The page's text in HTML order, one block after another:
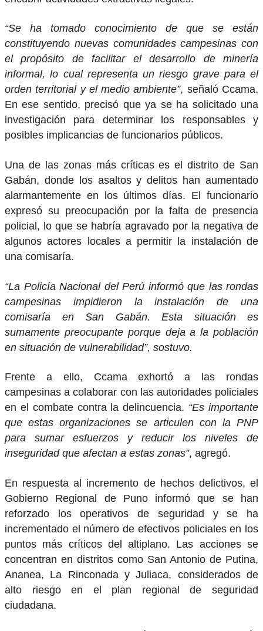
“Se ha tomado conocimiento de que se están
constituyendo nuevas comunidades campesinas con
el propósito de facilitar el desarrollo de minería
informal, lo cual representa un riesgo grave para el
orden territorial y el medio ambiente”, señaló Ccama.
En ese sentido, precisó que ya se ha solicitado una
investigación para determinar los responsables y
posibles implicancias de funcionarios públicos.
Una de las zonas más críticas es el distrito de San
Gabán, donde los asaltos y delitos han aumentado
alarmantemente en los últimos días. El funcionario
expresó su preocupación por la falta de presencia
policial, lo que se habría agravado por la negativa de
algunos actores locales a permitir la instalación de
una comisaría.
“La Policía Nacional del Perú informó que las rondas
campesinas impidieron la instalación de una
comisaría en San Gabán. Esta situación es
sumamente preocupante porque deja a la población
en situación de vulnerabilidad”, sostuvo.
Frente a ello, Ccama exhortó a las rondas
campesinas a colaborar con las autoridades policiales
en el combate contra la delincuencia. “Es importante
que estas organizaciones se articulen con la PNP
para sumar esfuerzos y reducir los niveles de
inseguridad que afectan a estas zonas”, agregó.
En respuesta al incremento de hechos delictivos, el
Gobierno Regional de Puno informó que se han
reforzado los operativos de seguridad y se ha
incrementado el número de efectivos policiales en los
puntos más críticos del altiplano. Las acciones se
concentran en distritos como San Antonio de Putina,
Ananea, La Rinconada y Juliaca, considerados de
alto riesgo en el plan regional de seguridad
ciudadana.